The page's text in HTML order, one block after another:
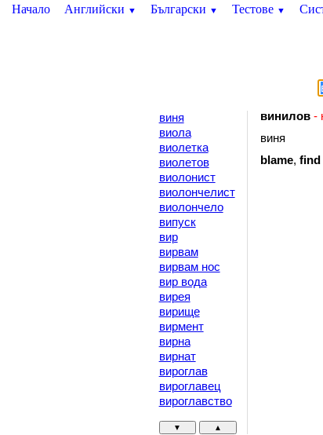
Начало Английски ▼ Български ▼ Тестове ▼
виня
виола
виолетка
виолетов
виолонист
виолончелист
виолончело
випуск
вир
вирвам
вирвам нос
вир вода
вирея
вирище
вирмент
вирна
вирнат
вироглав
вироглавец
вироглавство
▼ ▲
винилов-
виня
blame, find